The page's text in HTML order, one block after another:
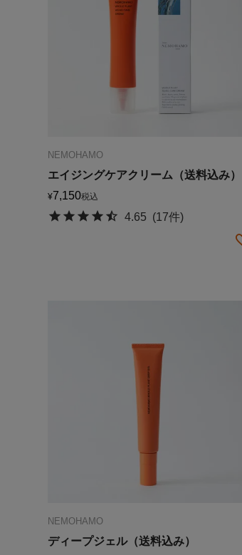
NEMOHAMO
エイジングケアクリーム（送料込み）
¥7,150税込
4.65 (17件)
NEMOHAMO
ディープジェル（送料込み）